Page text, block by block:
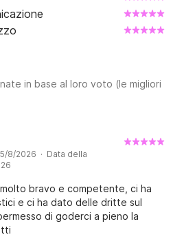
in base al loro voto (le migliori
8/2026 · Data della
bravo e competente, ci ha
e ci ha dato delle dritte sul
di goderci a pieno la